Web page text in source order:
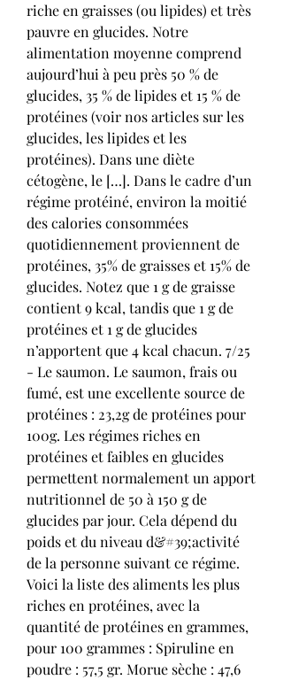
riche en graisses (ou lipides) et très
pauvre en glucides. Notre
alimentation moyenne comprend
aujourd’hui à peu près 50 % de
glucides, 35 % de lipides et 15 % de
protéines (voir nos articles sur les
glucides, les lipides et les
protéines). Dans une diète
cétogène, le […]. Dans le cadre d’un
régime protéiné, environ la moitié
des calories consommées
quotidiennement proviennent de
protéines, 35% de graisses et 15% de
glucides. Notez que 1 g de graisse
contient 9 kcal, tandis que 1 g de
protéines et 1 g de glucides
n’apportent que 4 kcal chacun. 7/25
- Le saumon. Le saumon, frais ou
fumé, est une excellente source de
protéines : 23,2g de protéines pour
100g. Les régimes riches en
protéines et faibles en glucides
permettent normalement un apport
nutritionnel de 50 à 150 g de
glucides par jour. Cela dépend du
poids et du niveau d&#39;activité
de la personne suivant ce régime.
Voici la liste des aliments les plus
riches en protéines, avec la
quantité de protéines en grammes,
pour 100 grammes : Spiruline en
poudre : 57,5 gr. Morue sèche : 47,6